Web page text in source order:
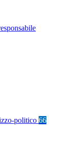
politico 66